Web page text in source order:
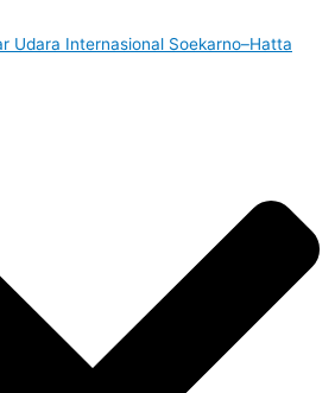
Udara Internasional Soekarno–Hatta